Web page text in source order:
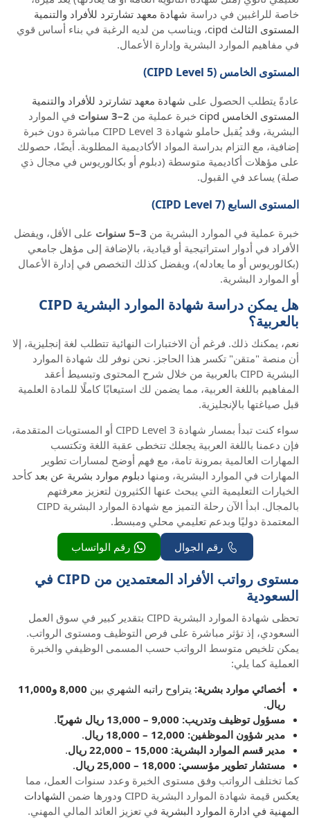
خاصة للراغبين في دراسة شهادة معهد تشارترد للأفراد والتنمية
المستوى الثالث cipd
، ويناسب من لديه الرغبة في بناء أساس قوي
في مفاهيم الموارد البشرية وإدارة الأعمال.
المستوى الخامس (CIPD Level 5)
عادةً يتطلب الحصول على شهادة معهد تشارترد للأفراد والتنمية
المستوى الخامس cipd
خبرة عملية من
في الموارد
البشرية، وقد يُقبل حاملو شهادة CIPD Level 3 مباشرة دون خبرة
إضافية، مع التزام بدراسة المواد الأكاديمية المطلوبة. أيضًا، حصولك
على مؤهلات أكاديمية متوسطة (دبلوم أو بكالوريوس في مجال ذي
صلة) يساعد في القبول.
المستوى السابع (CIPD Level 7)
خبرة عملية في الموارد البشرية من
على الأقل، ويفضل
الأفراد في أدوار استراتيجية أو قيادية، بالإضافة إلى مؤهل جامعي
(بكالوريوس أو ما يعادله)، ويفضل كذلك التخصص في إدارة الأعمال
أو الموارد البشرية.
هل يمكن دراسة شهادة الموارد البشرية CIPD
بالعربية؟
نعم، يمكنك ذلك. فرغم أن الاختبارات النهائية تتطلب لغة إنجليزية، إلا
أن منصة "متقن" تكسر هذا الحاجز. نحن نوفر لك شهادة الموارد
البشرية CIPD بالعربية من خلال شرح المحتوى وتبسيط أعقد
المفاهيم باللغة العربية، مما يضمن لك استيعابًا كاملًا للمادة العلمية
قبل صياغتها بالإنجليزية.
سواء كنت تبدأ بمسار شهادة CIPD Level 3 أو المستويات المتقدمة،
فإن دعمنا باللغة العربية يجعلك تتخطى عقبة اللغة وتكتسب
المهارات العالمية بمرونة تامة، مع فهم أوضح لمسارات تطوير
المهارات في الموارد البشرية، ومنها دبلوم موارد بشرية عن بعد كأحد
الخيارات التعليمية التي يبحث عنها الكثيرون لتعزيز معرفتهم
بالمجال. ابدأ الآن رحلة التميز مع شهادة الموارد البشرية CIPD
المعتمدة دوليًا وبدعم تعليمي محلي ومبسط.
رقم الجوال
رقم الواتساب
مستوى رواتب الأفراد المعتمدين من CIPD في
السعودية
تحظى شهادة الموارد البشرية CIPD بتقدير كبير في سوق العمل
السعودي، إذ تؤثر مباشرة على فرص التوظيف ومستوى الرواتب.
يمكن تلخيص متوسط الرواتب حسب المسمى الوظيفي والخبرة
العملية كما يلي:
أخصائي موارد بشرية: يتراوح راتبه الشهري بين
8,000 و11,000
ريال.
مسؤول توظيف وتدريب: 9,000 – 13,000 ريال شهريًا
.
مدير شؤون الموظفين: 12,000 – 18,000 ريال
.
مدير قسم الموارد البشرية: 15,000 – 22,000 ريال
.
مستشار تطوير مؤسسي: 18,000 – 25,000 ريال
.
كما تختلف الرواتب وفق مستوى الخبرة وعدد سنوات العمل، مما
يعكس قيمة شهادة الموارد البشرية CIPD ودورها ضمن
الشهادات
المهنية في ادارة الموارد البشرية في تعزيز العائد المالي المهني.